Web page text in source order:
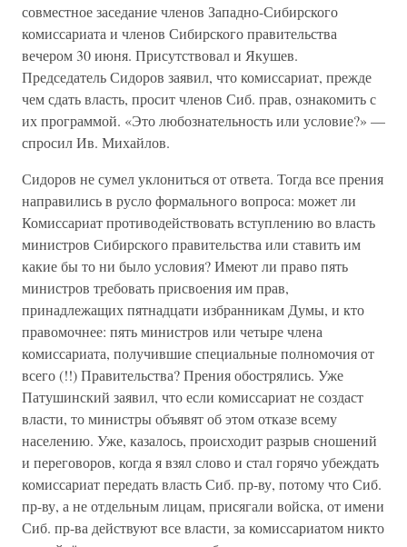
совместное заседание членов Западно-Сибирского
комиссариата и членов Сибирского правительства
вечером 30 июня. Присутствовал и Якушев.
Председатель Сидоров заявил, что комиссариат, прежде
чем сдать власть, просит членов Сиб. прав, ознакомить с
их программой. «Это любознательность или условие?» —
спросил Ив. Михайлов.
Сидоров не сумел уклониться от ответа. Тогда все прения
направились в русло формального вопроса: может ли
Комиссариат противодействовать вступлению во власть
министров Сибирского правительства или ставить им
какие бы то ни было условия? Имеют ли право пять
министров требовать присвоения им прав,
принадлежащих пятнадцати избранникам Думы, и кто
правомочнее: пять министров или четыре члена
комиссариата, получившие специальные полномочия от
всего (!!) Правительства? Прения обострялись. Уже
Патушинский заявил, что если комиссариат не создаст
власти, то министры объявят об этом отказе всему
населению. Уже, казалось, происходит разрыв сношений
и переговоров, когда я взял слово и стал горячо убеждать
комиссариат передать власть Сиб. пр-ву, потому что Сиб.
пр-ву, а не отдельным лицам, присягали войска, от имени
Сиб. пр-ва действуют все власти, за комиссариатом никто